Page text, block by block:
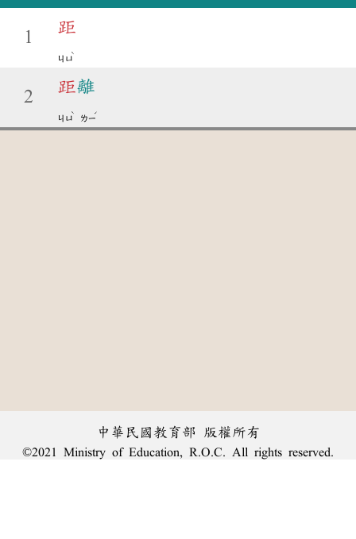
1
距
ㄐㄩ
ˋ
2
距離
ㄐㄩ
ˋ
ㄌㄧ
ˊ
中華民國教育部 版權所有
©2021 Ministry of Education, R.O.C. All rights reserved.